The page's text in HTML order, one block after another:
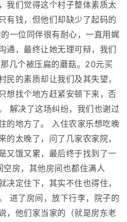
我们觉得这个村子整体素质太
有钱，但他们却缺少了起码的
一位同伴很有耐心，一直用娓
通，最终让她无理可辩，我们
几个被压扁的蘑菇。20元买
民的素质却让我们及其失望，
想找个地方赶紧安顿下来，否
解决了这场纠纷，我们也谢过
的地方了。 入住农家乐想吃晚
的太晚了，问了几家农家院，
又饿又累，最后终于找到了一
房，其他房间也都住满人
决定住下，其实不住也得住，
进了房间，放下行李，院子的
，他们家当家的（就是房东老